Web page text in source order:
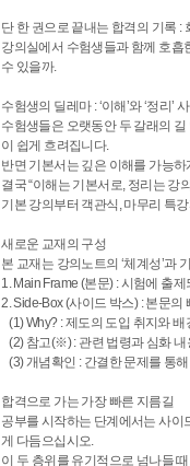
단 한 권으로 끝내는 합격의 기록 :
강의실에서 수험생들과 함께 호흡
수 있을까.
수험생의 딜레마 : ‘이해’와 ‘정리’
수험생들은 오랫동안 두 갈래의
이 쉽게 흐려집니다.
반면 기본서는 깊은 이해를 가능
결국 “이해는 기본서로, 정리는 강
기본 강의부터 객관식, 마무리 특
새로운 교재의 구성
본 교재는 강의노트의 ‘체계성’과
1. Main Frame (본문) : 시험에 출
2. Side-Box (사이드 박스) : 본문
(1) Why? : 제도의 도입 취지와
(2) 참고(※) : 관련 법령과 심화
(3) 개념확인 : 간결한 문제를 통
합격으로 가는 가장 빠른 지름길
공부를 시작하는 단계에서는 사이
게 다듬으십시오.
이 두 층위를 유기적으로 넘나들